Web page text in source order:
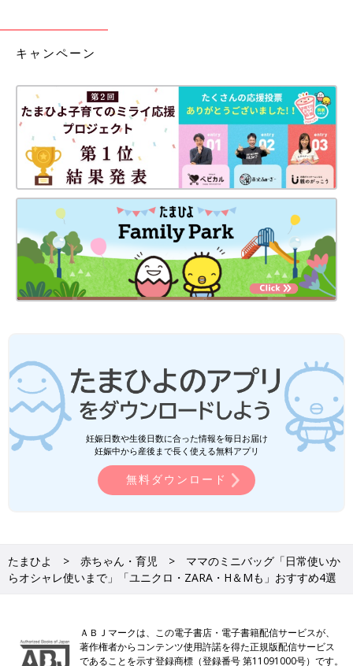
キャンペーン
妊娠日数や生後日数に合った情報を毎日お届け
妊娠中から産後まで長く使える無料アプリ
無料ダウンロード
たまひよ 赤ちゃん・育児
ママのミニバッグ「日常使いか
らオシャレ使いまで」「ユニクロ・ZARA・H＆Мも」おすすめ4選
ＡＢＪマークは、この電子書店・電子書籍配信サービスが、
著作権者からコンテンツ使用許諾を得た正規版配信サービス
であることを示す登録商標（登録番号 第11091000号）です。